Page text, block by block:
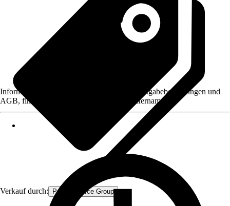
Verkauf durch: Procommerce Group
Informationen des Verkäufers, wie z. B. Rückgabebedingungen und
AGB, finden Sie bei Klick auf den Verkäufernamen.